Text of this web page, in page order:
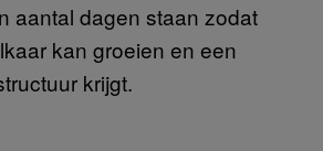
aantal dagen staan zodat
kan groeien en een
krijgt.